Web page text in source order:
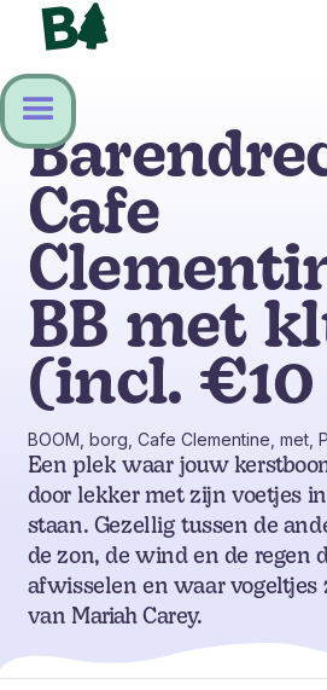
Cafe
BB met
(incl.
BOOM, borg, Cafe Clementine, met,
Een plek waar jouw
door lekker met zijn voetjes
staan. Gezellig tussen de
de zon, de wind en de regen
afwisselen en waar vogeltjes
van Mariah Carey.